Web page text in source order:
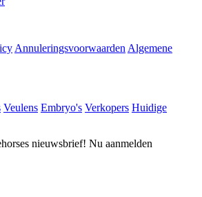
AnnuleringsvoorwaardenAlgemene
Veulens Embryo's Verkopers Huidige
nieuwsbrief! Nu aanmelden